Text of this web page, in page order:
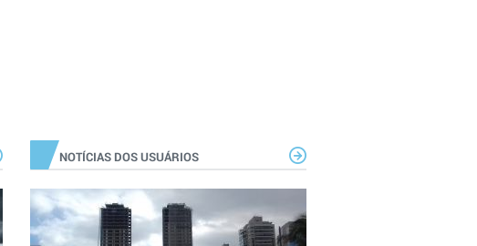
NOTÍCIAS DOS USUÁRIOS